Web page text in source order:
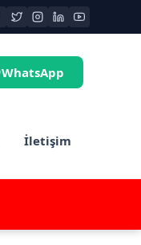
İletişim
WhatsApp